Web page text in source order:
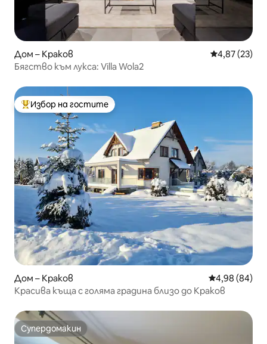
Дом – Краков Средна
4,87 (23)
Бягство към лукса: Villa Wola2
Най-популярен избор на гостите
Избор на гостите
Дом – Краков Средна
4,98 (84)
Красива къща с голяма градина близо до Краков
Супердомакин
Супердомакин